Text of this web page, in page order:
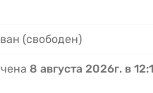
(свободен)
8 августа 2026г. в